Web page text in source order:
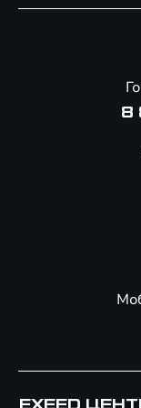
Помощь на
Специальные8